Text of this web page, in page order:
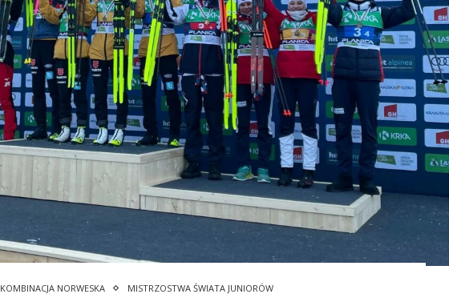
KOMBINACJA NORWESKA MISTRZOSTWA ŚWIATA JUNIORÓW